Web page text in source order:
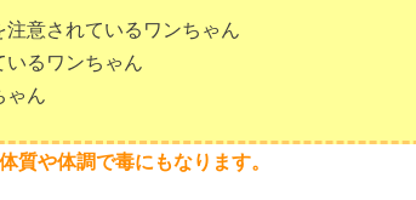
意されているワンちゃん
いるワンちゃん
ゃん
質や体調で毒にもなります。